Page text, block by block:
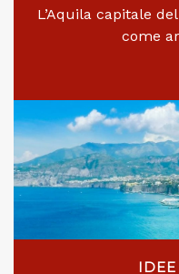
L’Aquila capitale
come